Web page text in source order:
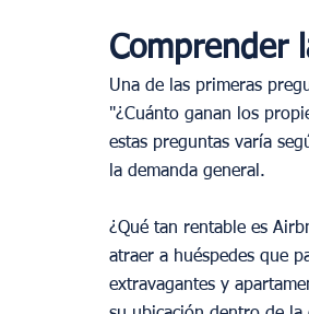
Comprender
Una de las primeras
"¿Cuánto ganan los
estas preguntas varía
la demanda general.
¿Qué tan rentable es
atraer a huéspedes que
extravagantes y